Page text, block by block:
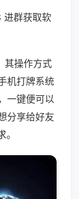
群获取软
其操作方式
机打牌系统
一键便可以
分享给好友